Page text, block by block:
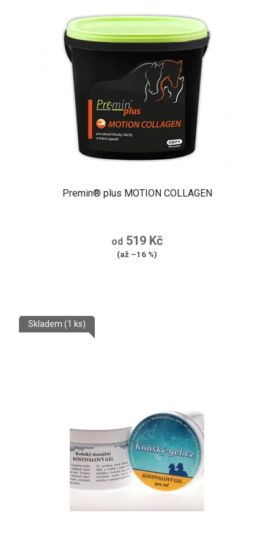
Premin® plus MOTION COLLAGEN
od 519 Kč
(až –16 %)
Skladem (1 ks)